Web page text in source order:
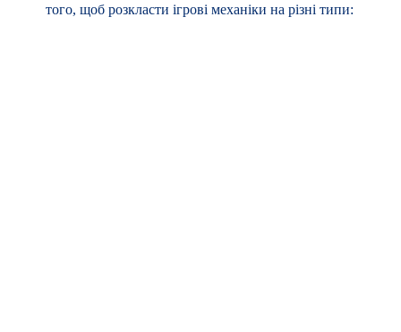
того, щоб розкласти ігрові механіки на різні типи: